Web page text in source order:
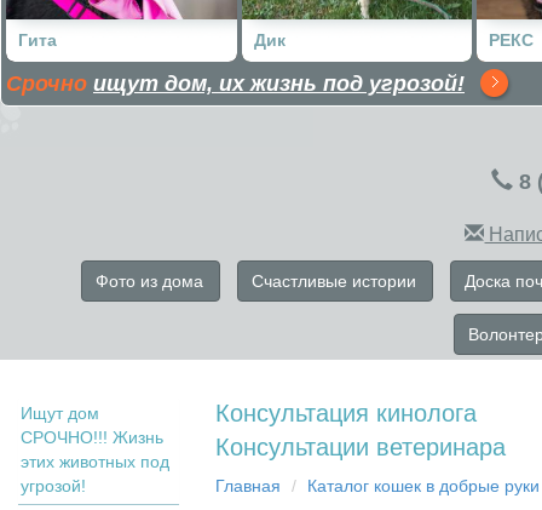
Гита Дик РЕКС
Срочно ищут дом, их жизнь под угрозой!
8
Фото из дома Счастливые истории Доска
Ищут дом
СРОЧНО!!! Жизнь
этих животных под
угрозой!
Консультация кинолога
Консультации ветеринара
Главная Кaтaлoг кoшек в дoбрыe рyки